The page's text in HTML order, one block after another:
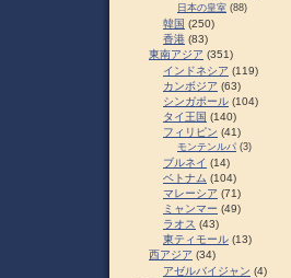
日本の皇室 (88)
韓国 (250)
香港 (83)
東南アジア (351)
インドネシア (119)
カンボジア (63)
シンガポール (104)
タイ王国 (140)
フィリピン (41)
モンテンルパ (3)
ブルネイ (14)
ベトナム (104)
マレーシア (71)
ミャンマー (49)
ラオス (43)
東ティモール (13)
西アジア (34)
アゼルバイジャン (4)